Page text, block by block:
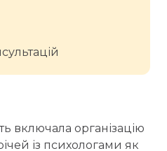
включала організацію
із психологами як